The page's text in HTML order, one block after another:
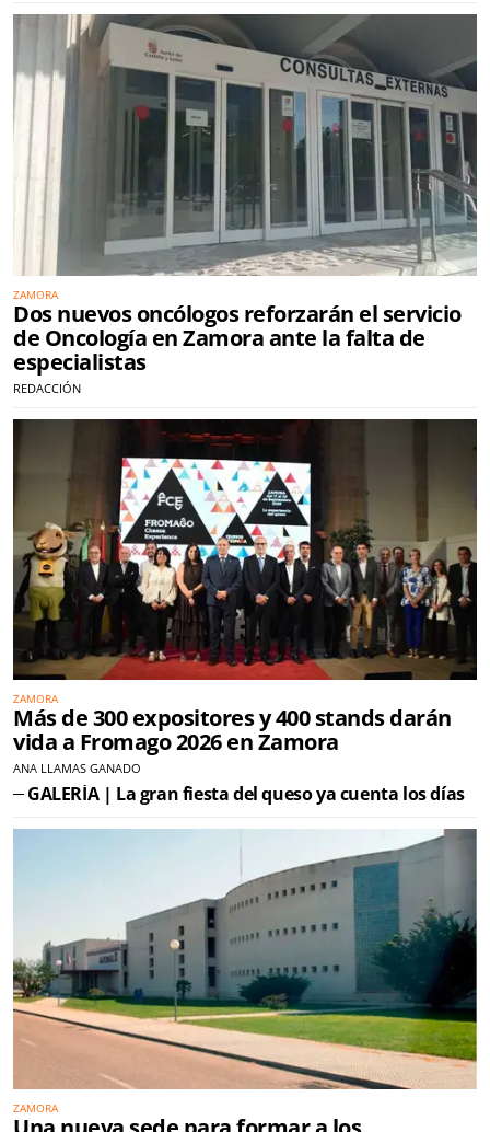
ZAMORA
Dos nuevos oncólogos reforzarán el servicio
de Oncología en Zamora ante la falta de
especialistas
REDACCIÓN
ZAMORA
Más de 300 expositores y 400 stands darán
vida a Fromago 2026 en Zamora
ANA LLAMAS GANADO
GALERÍA | La gran fiesta del queso ya cuenta los días
ZAMORA